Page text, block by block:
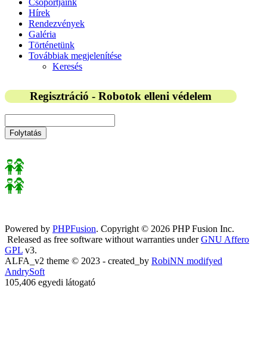
Csoportjaink
Hírek
Rendezvények
Galéria
Történetünk
Továbbiak megjelenítése
Keresés
Regisztráció - Robotok elleni védelem
Folytatás
Powered by PHPFusion. Copyright © 2026 PHP Fusion Inc.
Released as free software without warranties underGNU Affero
GPL v3.
ALFA_v2 theme © 2023 - created_by RobiNN modifyed
AndrySoft
105,406 egyedi látogató